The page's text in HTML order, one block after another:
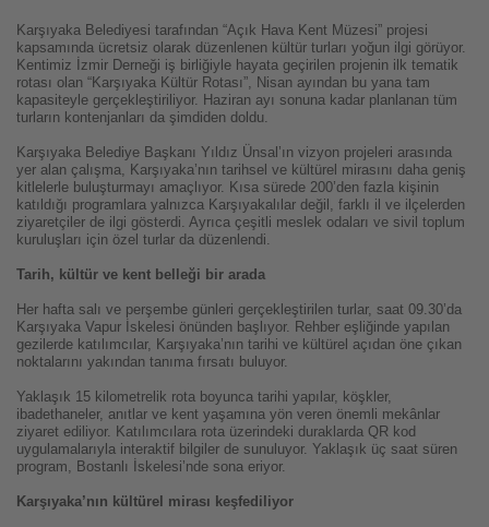
Karşıyaka Belediyesi tarafından “Açık Hava Kent Müzesi” projesi
kapsamında ücretsiz olarak düzenlenen kültür turları yoğun ilgi görüyor.
Kentimiz İzmir Derneği iş birliğiyle hayata geçirilen projenin ilk tematik
rotası olan “Karşıyaka Kültür Rotası”, Nisan ayından bu yana tam
kapasiteyle gerçekleştiriliyor. Haziran ayı sonuna kadar planlanan tüm
turların kontenjanları da şimdiden doldu.
Karşıyaka Belediye Başkanı Yıldız Ünsal’ın vizyon projeleri arasında
yer alan çalışma, Karşıyaka’nın tarihsel ve kültürel mirasını daha geniş
kitlelerle buluşturmayı amaçlıyor. Kısa sürede 200’den fazla kişinin
katıldığı programlara yalnızca Karşıyakalılar değil, farklı il ve ilçelerden
ziyaretçiler de ilgi gösterdi. Ayrıca çeşitli meslek odaları ve sivil toplum
kuruluşları için özel turlar da düzenlendi.
Tarih, kültür ve kent belleği bir arada
Her hafta salı ve perşembe günleri gerçekleştirilen turlar, saat 09.30’da
Karşıyaka Vapur İskelesi önünden başlıyor. Rehber eşliğinde yapılan
gezilerde katılımcılar, Karşıyaka’nın tarihi ve kültürel açıdan öne çıkan
noktalarını yakından tanıma fırsatı buluyor.
Yaklaşık 15 kilometrelik rota boyunca tarihi yapılar, köşkler,
ibadethaneler, anıtlar ve kent yaşamına yön veren önemli mekânlar
ziyaret ediliyor. Katılımcılara rota üzerindeki duraklarda QR kod
uygulamalarıyla interaktif bilgiler de sunuluyor. Yaklaşık üç saat süren
program, Bostanlı İskelesi’nde sona eriyor.
Karşıyaka’nın kültürel mirası keşfediliyor